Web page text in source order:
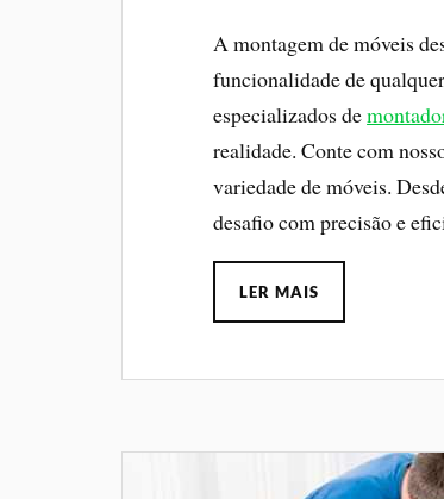
A montagem de móveis
funcionalidade de
especializados de
realidade. Conte com
variedade de móveis.
desafio com precisão e
LER MAIS